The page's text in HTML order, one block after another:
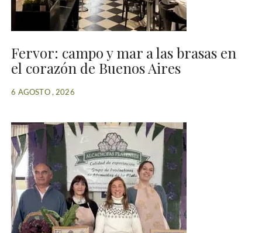
Fervor: campo y mar a las brasas en
el corazón de Buenos Aires
6 AGOSTO , 2026